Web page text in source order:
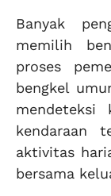
Banyak
memilih
proses
bengkel
mendeteksi
kendaraan
aktivitas
bersama